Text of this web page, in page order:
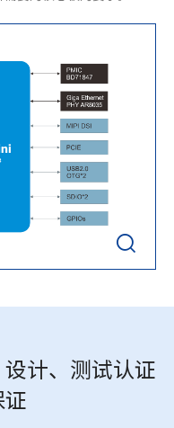

计、测试认证
证